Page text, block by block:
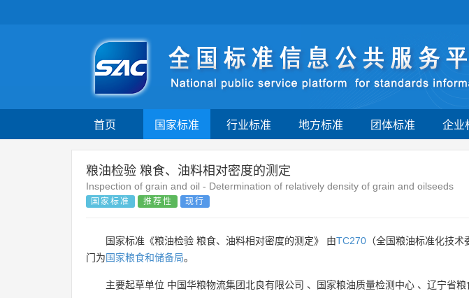
首页 国家标准 行业标准 地方标准 团体标准 企业
粮油检验 粮食、油料相对密度的测定
Inspection of grain and oil - Determination of relatively density of grain and oilseeds
国家标准 推荐性 现行
国家标准《粮油检验 粮食、油料相对密度的测定》 由TC270 （全国粮油标准化技术
门为国家粮食和储备局。
主要起草单位 中国华粮物流集团北良有限公司 、 国家粮油质量检测中心 、 辽宁省粮